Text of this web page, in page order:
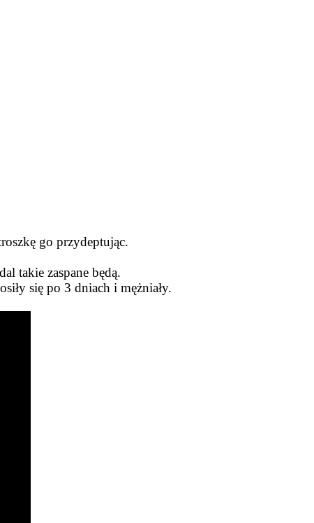
go przydeptując.
takie zaspane będą.
się po 3 dniach i mężniały.